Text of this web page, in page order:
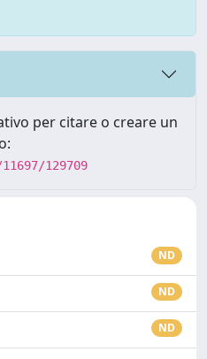
per citare o creare un
129709
ND
ND
ND